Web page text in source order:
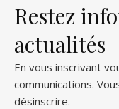
Restez
actualités
En vous inscrivant
communications.
désinscrire.